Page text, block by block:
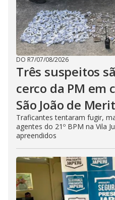
DO R7/07/08/2026
Três suspeitos
cerco da PM em
São João de
Traficantes tentaram fugir,
agentes do 21º BPM na Vila
apreendidos